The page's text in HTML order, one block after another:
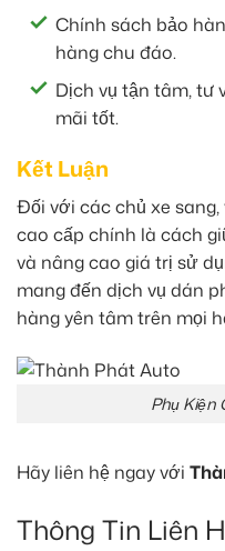
Chính sách bảo
hàng chu đáo.
Dịch vụ tận tâm, tư
mãi tốt.
Kết Luận
Đối với các chủ xe
cao cấp chính là cách
và nâng cao giá trị sử
mang đến dịch vụ dán
hàng yên tâm trên mọi
Phụ Kiện
Hãy liên hệ ngay với
Thông Tin Liên